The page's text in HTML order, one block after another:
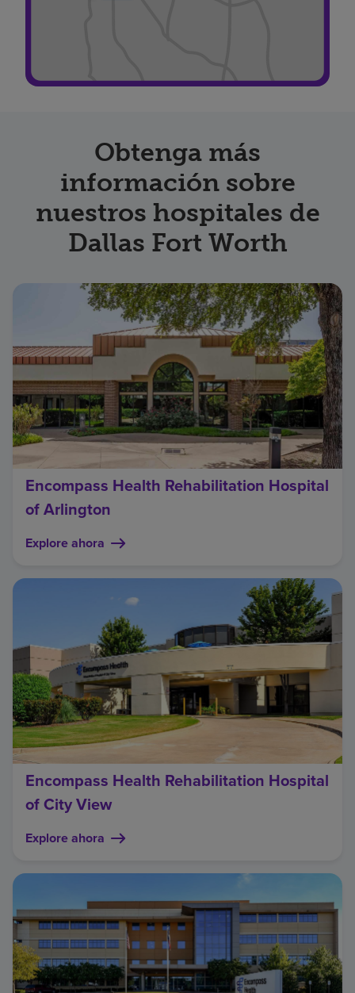
Obtenga más
información sobre
nuestros hospitales de
Dallas Fort Worth
Encompass Health Rehabilitation Hospital
of Arlington
Explore ahora
Encompass Health Rehabilitation Hospital
of City View
Explore ahora